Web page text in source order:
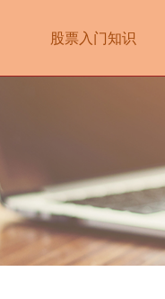
股票入门知识